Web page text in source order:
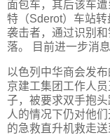
面包车，其后该车
特（Sderot）车站
袭击者，通过识别
落。 目前进一步消
以色列中华商会发
京建工集团工作人
子，被要求双手抱
人的情况下仍对他
的急救直升机救走送